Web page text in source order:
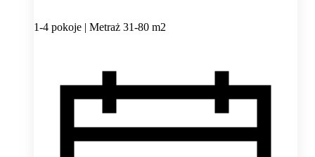
1-4 pokoje | Metraż 31-80 m2